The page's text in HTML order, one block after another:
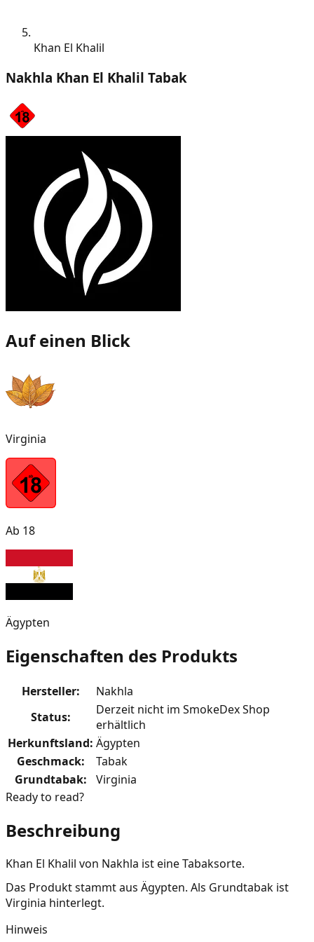
Khan El Khalil
Nakhla Khan El Khalil Tabak
Auf einen Blick
Virginia
Ab 18
Ägypten
Eigenschaften des Produkts
Hersteller:
Nakhla
Status:
Derzeit nicht im SmokeDex Shop
erhältlich
Herkunftsland: Ägypten
Geschmack:
Tabak
Grundtabak:
Virginia
Ready to read?
Beschreibung
Khan El Khalil von Nakhla ist eine Tabaksorte.
Das Produkt stammt aus Ägypten. Als Grundtabak ist
Virginia hinterlegt.
Hinweis